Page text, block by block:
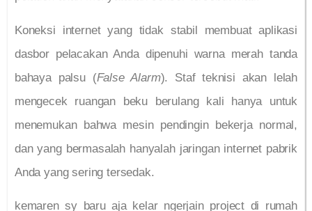
Koneksi internet yang tidak stabil membuat aplikasi
dasbor pelacakan Anda dipenuhi warna merah tanda
bahaya palsu (False Alarm). Staf teknisi akan lelah
mengecek ruangan beku berulang kali hanya untuk
menemukan bahwa mesin pendingin bekerja normal,
dan yang bermasalah hanyalah jaringan internet pabrik
Anda yang sering tersedak.
kemaren sy baru aja kelar ngerjain project di rumah